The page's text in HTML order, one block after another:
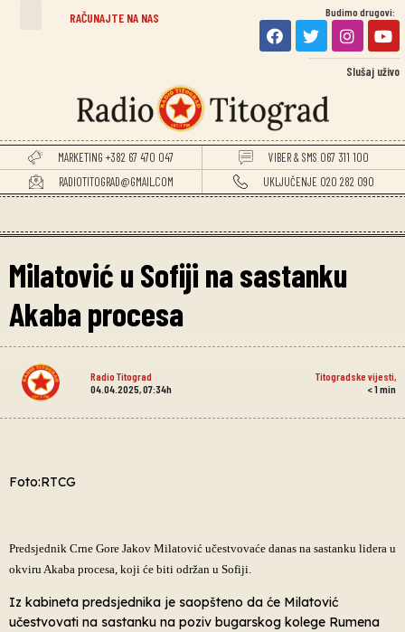
RAČUNAJTE NA NAS Budimo drugovi:
Slušaj uživo
MARKETING +382 67 470 047
VIBER & SMS 067 311 100
RADIOTITOGRAD@GMAIL.COM
UKLJUČENJE 020 282 090
Milatović u Sofiji na sastanku
Akaba procesa
Radio Titograd Titogradske vijesti,
04.04.2025, 07:34h
< 1 min
Foto:RTCG
Predsjednik Crne Gore Jakov Milatović učestvovaće danas na sastanku lidera u
okviru Akaba procesa, koji će biti održan u Sofiji.
Iz kabineta predsjednika je saopšteno da će Milatović
učestvovati na sastanku na poziv bugarskog kolege Rumena